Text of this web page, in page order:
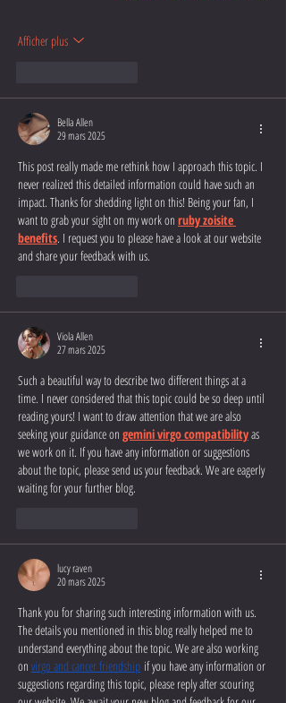
Afficher plus
Bella Allen
29 mars 2025
This post really made me rethink how I approach this topic. I
never realized this detailed information could have such an
impact. Thanks for shedding light on this! Being your fan, I
want to grab your sight on my work on ruby zoisite
benefits. I request you to please have a look at our website
and share your feedback with us.
Viola Allen
27 mars 2025
Such a beautiful way to describe two different things at a
time. I never considered that this topic could be so deep until
reading yours! I want to draw attention that we are also
seeking your guidance on gemini virgo compatibility as
we work on it. If you have any information or suggestions
about the topic, please send us your feedback. We are eagerly
waiting for your further blog.
lucy raven
20 mars 2025
Thank you for sharing such interesting information with us.
The details you mentioned in this blog really helped me to
understand everything about the topic. We are also working
on virgo and cancer friendship if you have any information or
suggestions regarding this topic, please reply after scouring